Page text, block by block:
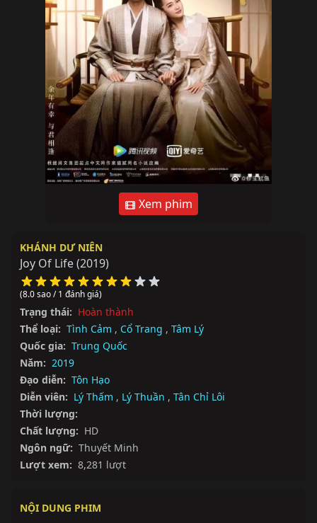
Xem phim
KHÁNH DƯ NIÊN
Joy Of Life(2019)
(8.0 sao / 1 đánh giá)
Trạng thái: Hoàn thành
Thể loại: Tình Cảm , Cổ Trang , Tâm Lý
Quốc gia: Trung Quốc
Năm: 2019
Đạo diễn: Tôn Hạo
Diễn viên: Lý Thấm , Lý Thuần , Tân Chỉ Lôi
Thời lượng:
Chất lượng: HD
Ngôn ngữ: Thuyết Minh
Lượt xem: 8,281 lượt
NỘI DUNG PHIM